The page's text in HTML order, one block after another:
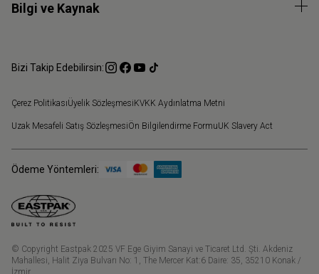
Bilgi ve Kaynak
Bizi Takip Edebilirsin:
Çerez PolitikasıÜyelik SözleşmesiKVKK Aydınlatma Metni
Uzak Mesafeli Satış SözleşmesiÖn Bilgilendirme FormuUK Slavery Act
Ödeme Yöntemleri:
© Copyright Eastpak 2025 VF Ege Giyim Sanayi ve Ticaret Ltd. Şti. Akdeniz
Mahallesi, Halit Ziya Bulvarı No: 1, The Mercer Kat:6 Daire: 35, 35210 Konak /